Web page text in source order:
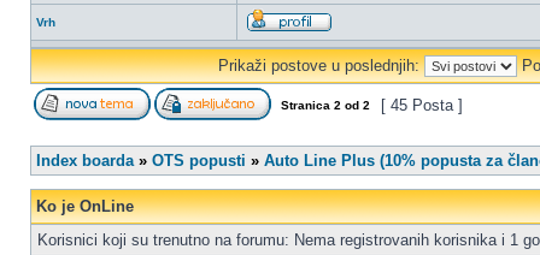
Vrh
Prikaži postove u poslednjih:
Stranica 2 od 2 [ 45 Posta ]
Index boarda» OTS popusti » Auto Line Plus (10% popusta za
Ko je OnLine
Korisnici koji su trenutno na forumu: Nema registrovanih korisnika i 1